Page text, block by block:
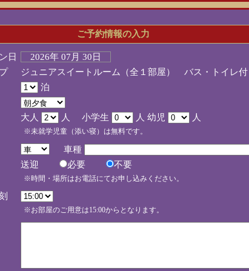
ご予約情報の入力
日
2026年 07月 30日
ジュニアスイートルーム（全１部屋） バス・トイレ
泊
大人 人 小学生 人 幼児 人
※未就学児童（添い寝）は無料です。
車種
送迎
必要 不要
※時間・場所はお電話にてお申し込みください。
※お部屋のご用意は15:00からとなります。